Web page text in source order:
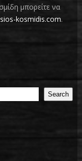
μπορείτε να
kosmidis.com.
Search